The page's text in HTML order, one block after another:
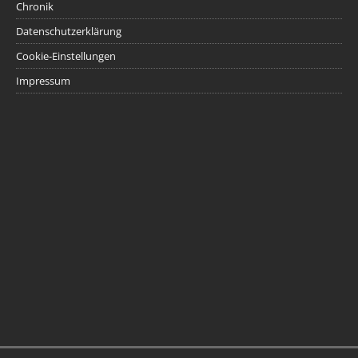
Chronik
Datenschutzerklärung
Cookie-Einstellungen
Impressum